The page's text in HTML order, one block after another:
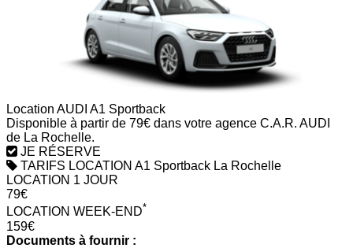
Location AUDI A1 Sportback
Disponible à partir de 79€ dans votre agence C.A.R. AUDI
de La Rochelle.
JE RÉSERVE
TARIFS LOCATION A1 Sportback La Rochelle
LOCATION 1 JOUR
79€
LOCATION WEEK-END*
159€
Documents à fournir :